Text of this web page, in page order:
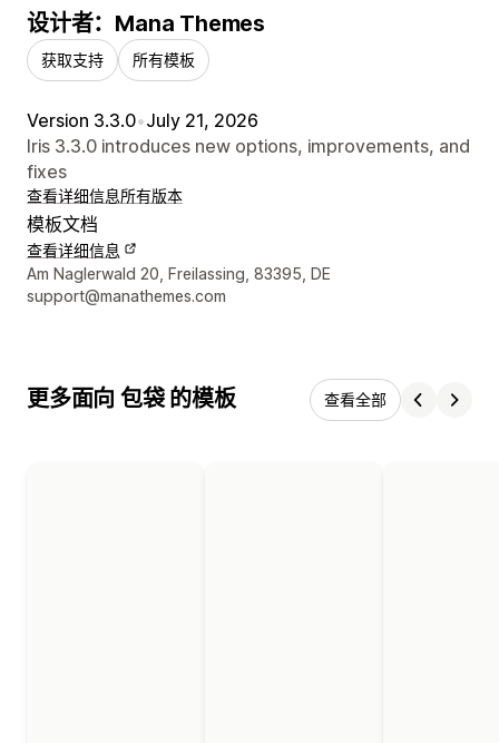
设计者：Mana Themes
获取支持 所有模板
Version 3.3.0•July 21, 2026
Iris 3.3.0 introduces new options, improvements, and
fixes
查看详细信息所有版本
模板文档
查看详细信息
设计师联系方式
Am Naglerwald 20, Freilassing, 83395, DE
support@manathemes.com
更多面向 包袋 的模板 查看全部